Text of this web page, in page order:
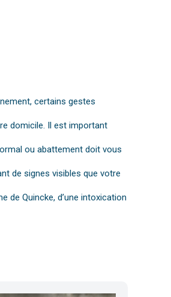
certains gestes
domicile. Il est important
ou abattement doit vous
de signes visibles que votre
de Quincke, d’une intoxication